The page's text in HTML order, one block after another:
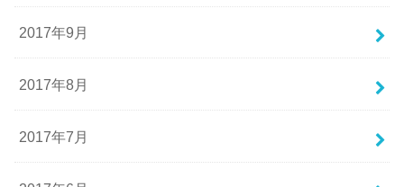
2017年9月
2017年8月
2017年7月